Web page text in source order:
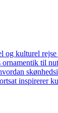
og kulturel
til
inspirerer